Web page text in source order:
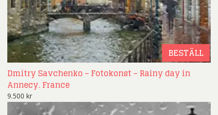
BESTÄLL
Dmitry Savchenko – Fotokonst – Rainy day in
Annecy. France
9.500 kr